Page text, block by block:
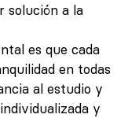
solución a la
es que cada
en todas
al estudio y
y